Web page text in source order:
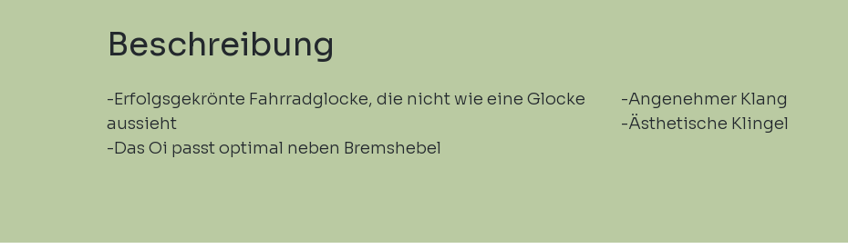
Beschreibung
-Erfolgsgekrönte Fahrradglocke, die nicht wie eine Glocke
aussieht
-Das Oi passt optimal neben Bremshebel
-Angenehmer Klang
-Ästhetische Klingel